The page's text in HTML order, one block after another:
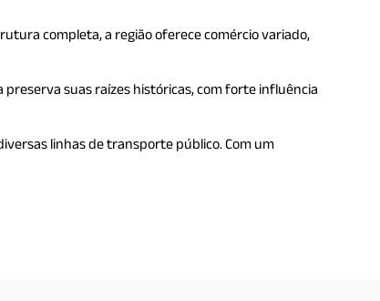
completa, a região oferece comércio variado,
preserva suas raízes históricas, com forte influência
linhas de transporte público. Com um